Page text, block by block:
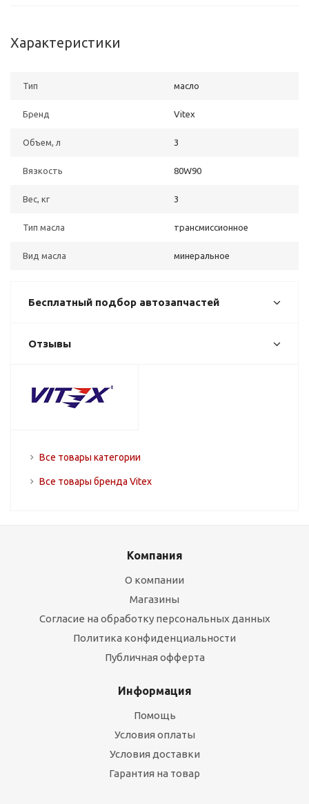
Характеристики
Тип масло
Бренд Vitex
Объем, л 3
Вязкость 80W90
Вес, кг 3
Тип масла трансмиссионное
Вид масла минеральное
Бесплатный подбор автозапчастей
Отзывы
Все товары категории
Все товары бренда Vitex
Компания
О компании
Магазины
Согласие на обработку персональных данных
Политика конфиденциальности
Публичная офферта
Информация
Помощь
Условия оплаты
Условия доставки
Гарантия на товар